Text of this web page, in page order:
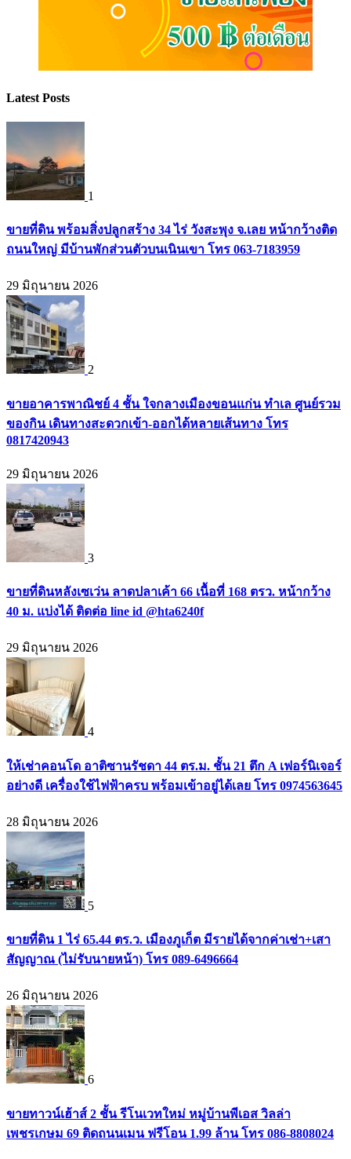
Latest Posts
1
ขายที่ดิน พร้อมสิ่งปลูกสร้าง 34 ไร่ วังสะพุง จ.เลย หน้ากว้างติด
ถนนใหญ่ มีบ้านพักส่วนตัวบนเนินเขา โทร 063-7183959
29 มิถุนายน 2026
2
ขายอาคารพาณิชย์ 4 ชั้น ใจกลางเมืองขอนแก่น ทำเล ศูนย์รวม
ของกิน เดินทางสะดวกเข้า-ออกได้หลายเส้นทาง โทร
0817420943
29 มิถุนายน 2026
3
ขายที่ดินหลังเซเว่น ลาดปลาเค้า 66 เนื้อที่ 168 ตรว. หน้ากว้าง
40 ม. แบ่งได้ ติดต่อ line id @hta6240f
29 มิถุนายน 2026
4
ให้เช่าคอนโด อาติซานรัชดา 44 ตร.ม. ชั้น 21 ตึก A เฟอร์นิเจอร์
อย่างดี เครื่องใช้ไฟฟ้าครบ พร้อมเข้าอยู่ได้เลย โทร 0974563645
28 มิถุนายน 2026
5
ขายที่ดิน 1 ไร่ 65.44 ตร.ว. เมืองภูเก็ต มีรายได้จากค่าเช่า+เสา
สัญญาณ (ไม่รับนายหน้า) โทร 089-6496664
26 มิถุนายน 2026
6
ขายทาวน์เฮ้าส์ 2 ชั้น รีโนเวทใหม่ หมู่บ้านพีเอส วิลล่า
เพชรเกษม 69 ติดถนนเมน ฟรีโอน 1.99 ล้าน โทร 086-8808024